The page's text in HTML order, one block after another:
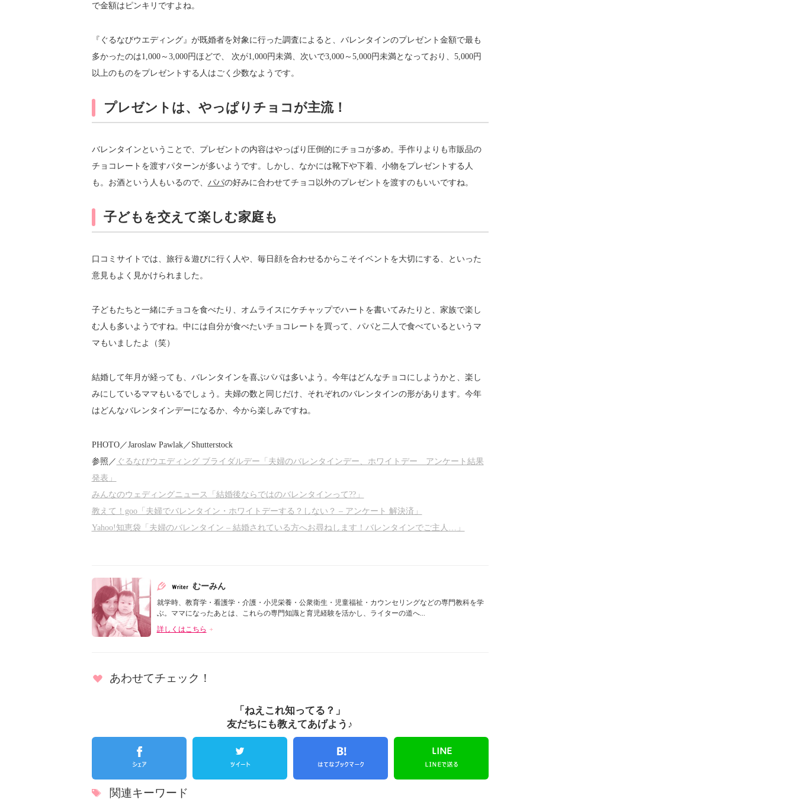
で金額はピンキリですよね。
『ぐるなびウエディング』が既婚者を対象に行った調査によると、バレンタインのプレゼント金額で最も
多かったのは1,000～3,000円ほどで、 次が1,000円未満、次いで3,000～5,000円未満となっており、5,000円
以上のものをプレゼントする人はごく少数なようです。
プレゼントは、やっぱりチョコが主流！
バレンタインということで、プレゼントの内容はやっぱり圧倒的にチョコが多め。手作りよりも市販品の
チョコレートを渡すパターンが多いようです。しかし、なかには靴下や下着、小物をプレゼントする人
も。お酒という人もいるので、 パパの好みに合わせてチョコ以外のプレゼントを渡すのもいいですね。
子どもを交えて楽しむ家庭も
口コミサイトでは、旅行＆遊びに行く人や、毎日顔を合わせるからこそイベントを大切にする、といった
意見もよく見かけられました。
子どもたちと一緒にチョコを食べたり、オムライスにケチャップでハートを書いてみたりと、家族で楽し
む人も多いようですね。中には自分が食べたいチョコレートを買って、パパと二人で食べているというマ
マもいましたよ（笑）
結婚して年月が経っても、バレンタインを喜ぶパパは多いよう。今年はどんなチョコにしようかと、楽し
みにしているママもいるでしょう。夫婦の数と同じだけ、それぞれのバレンタインの形があります。今年
はどんなバレンタインデーになるか、今から楽しみですね。
PHOTO／Jaroslaw Pawlak／Shutterstock
参照／ ぐるなびウエディング ブライダルデー「夫婦のバレンタインデー、ホワイトデー アンケート結果
発表」
みんなのウェディングニュース「結婚後ならではのバレンタインって??」
教えて！goo「夫婦でバレンタイン・ホワイトデーする？しない？ – アンケート 解決済」
Yahoo!知恵袋「夫婦のバレンタイン – 結婚されている方へお尋ねします！バレンタインでご主人…」
むーみん
就学時、教育学・看護学・介護・小児栄養・公衆衛生・児童福祉・カウンセリングなどの専門教科を学
ぶ。ママになったあとは、これらの専門知識と育児経験を活かし、ライターの道へ...
詳しくはこちら
あわせてチェック！
「ねえこれ知ってる？」
友だちにも教えてあげよう♪
関連キーワード